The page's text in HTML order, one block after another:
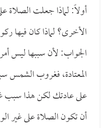
أولاً: لماذا جعلت
الأخرى؟ لماذا كان فيها
الجواب: لأن سببها ليس
المعتادة، فغروب الشمس
على عادتك لكن هذا سبب
أن تكون الصلاة على غير